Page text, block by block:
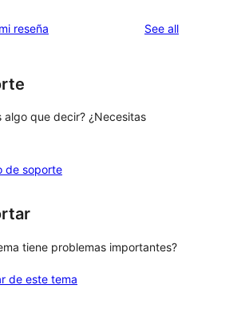
reseña See allreviews
algo que decir? ¿Necesitas
de soporte
tiene problemas importantes?
de este tema